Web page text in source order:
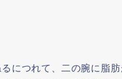
につれて、二の腕に脂